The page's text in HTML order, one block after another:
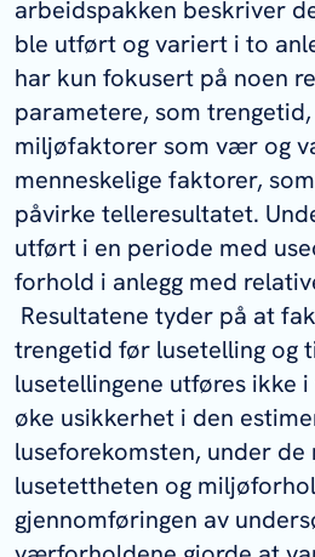
arbeidspakken beskriver
ble utført og variert i to
har kun fokusert på noen
parametere, som
miljøfaktorer som vær og
menneskelige faktorer,
påvirke telleresultatet.
utført i en periode med
forhold i anlegg med
Resultatene tyder på at
trengetid før lusetelling og
lusetellingene utføres ikke
øke usikkerhet i den
luseforekomsten, under de
lusetettheten og
gjennomføringen av